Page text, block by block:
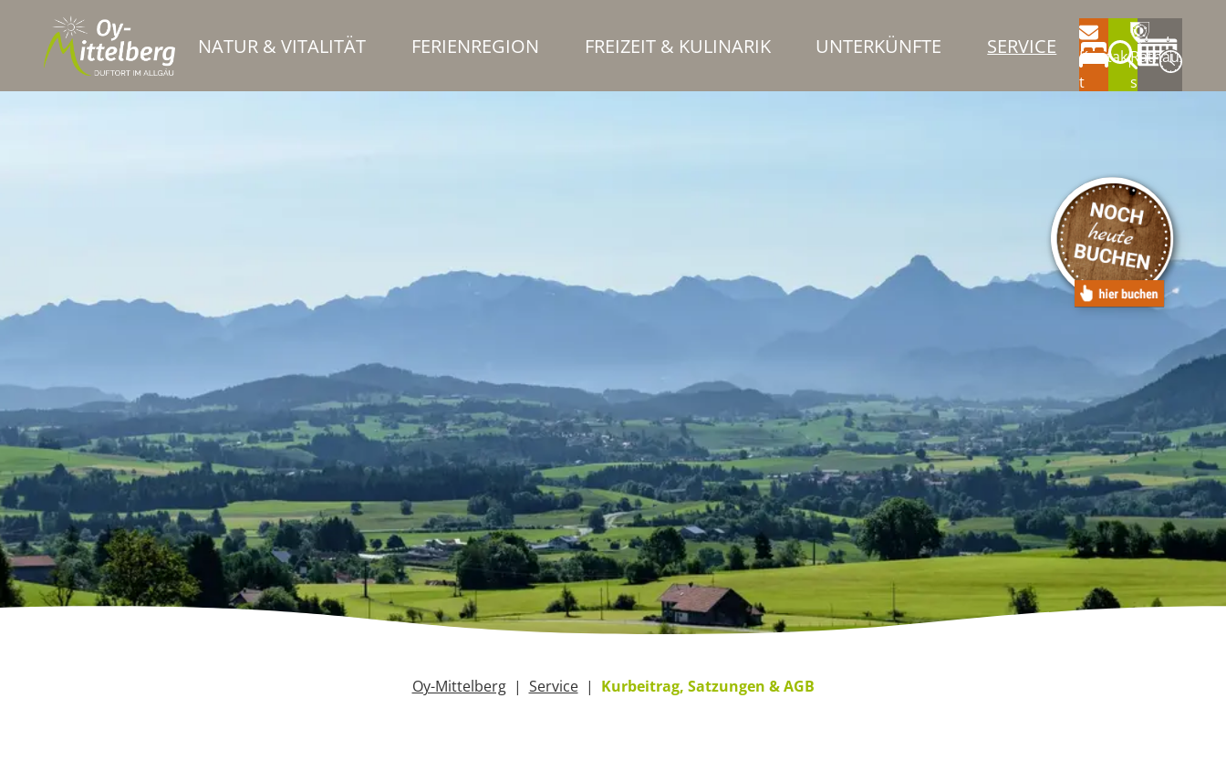
NATUR & VITALITÄT FERIENREGION FREIZEIT & KULINARIK UNTERKÜNFTE SERVICE
Kontak
t
Rathau
s
Oy-Mittelberg Service Kurbeitrag, Satzungen & AGB